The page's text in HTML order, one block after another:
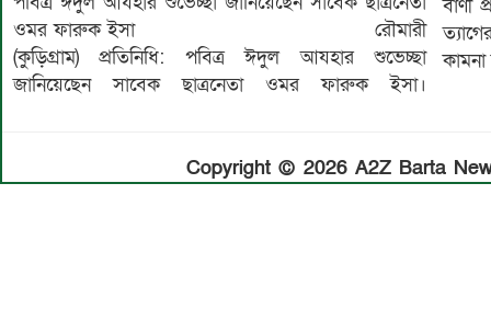
ওমর ফারুক ইসা রৌমারী
(কুড়িগ্ৰাম) প্রতিনিধি: পবিত্র ঈদুল আযহার শুভেচ্ছা
জানিয়েছেন সাবেক ছাত্রনেতা ওমর ফারুক ইসা।
বাণী
Copyright © 2026 A2Z Barta